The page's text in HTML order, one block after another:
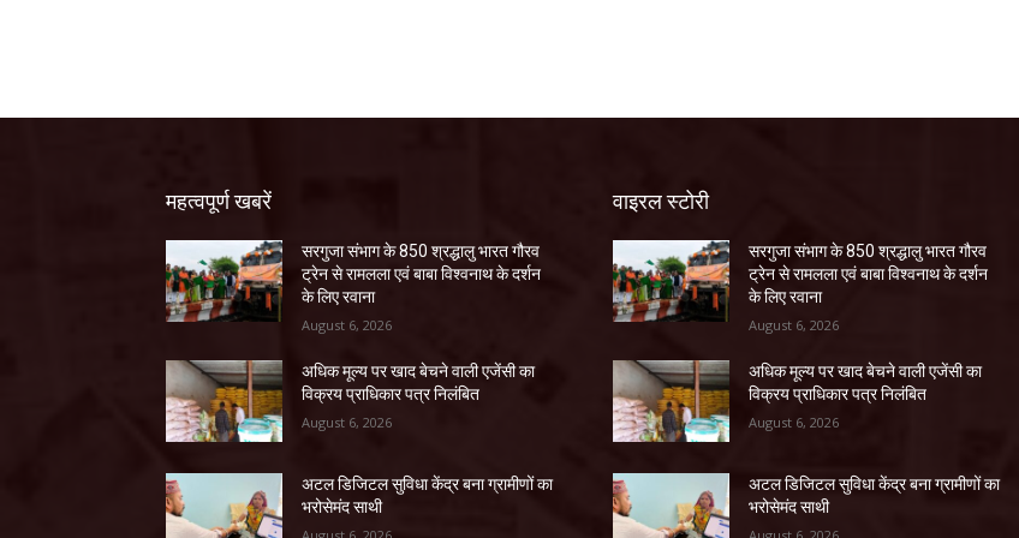
महत्वपूर्ण खबरें
सरगुजा संभाग के 850 श्रद्धालु भारत गौरव
ट्रेन से रामलला एवं बाबा विश्वनाथ के दर्शन
के लिए रवाना
August 6, 2026
अधिक मूल्य पर खाद बेचने वाली एजेंसी का
विक्रय प्राधिकार पत्र निलंबित
August 6, 2026
अटल डिजिटल सुविधा केंद्र बना ग्रामीणों का
भरोसेमंद साथी
वाइरल स्टोरी
सरगुजा संभाग के 850 श्रद्धालु भारत गौरव
ट्रेन से रामलला एवं बाबा विश्वनाथ के दर्शन
के लिए रवाना
August 6, 2026
अधिक मूल्य पर खाद बेचने वाली एजेंसी का
विक्रय प्राधिकार पत्र निलंबित
August 6, 2026
अटल डिजिटल सुविधा केंद्र बना ग्रामीणों का
भरोसेमंद साथी